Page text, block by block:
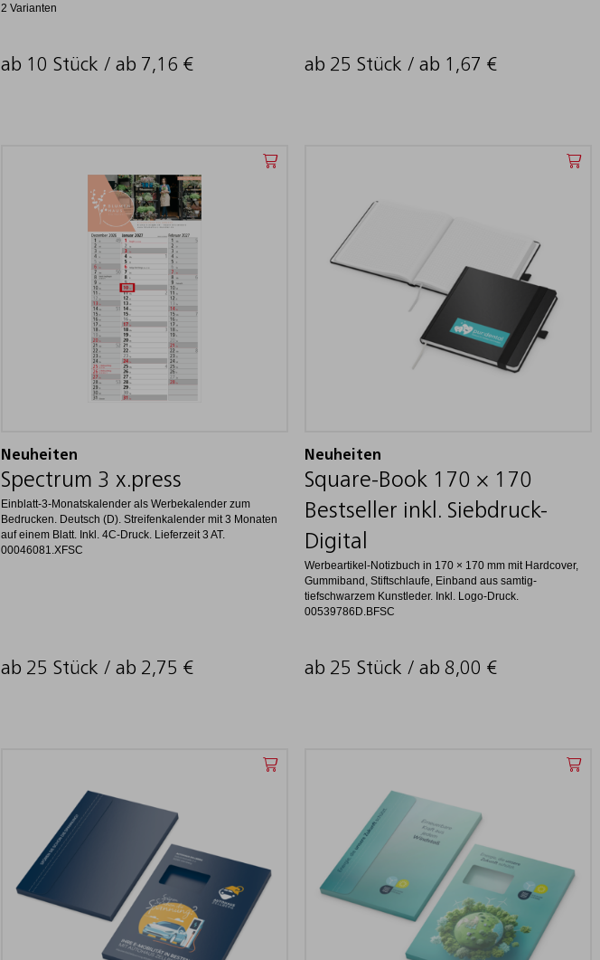
2 Varianten
ab 10 Stück / ab 7,16 € ab 25 Stück / ab 1,67 €
Neuheiten
Spectrum 3 x.press
Einblatt-3-Monatskalender als Werbekalender zum
Bedrucken. Deutsch (D). Streifenkalender mit 3 Monaten
auf einem Blatt. Inkl. 4C-Druck. Lieferzeit 3 AT.
00046081.XFSC
ab 25 Stück / ab 2,75 €
Neuheiten
Square-Book 170 × 170
Bestseller inkl. Siebdruck-
Digital
Werbeartikel-Notizbuch in 170 × 170 mm mit Hardcover,
Gummiband, Stiftschlaufe, Einband aus samtig-
tiefschwarzem Kunstleder. Inkl. Logo-Druck.
00539786D.BFSC
ab 25 Stück / ab 8,00 €